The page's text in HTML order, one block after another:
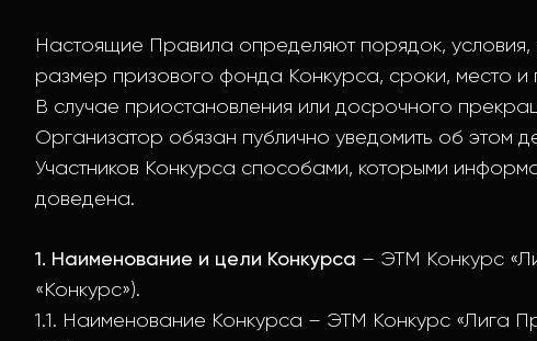
Настоящие Правила определяют порядок,
размер призового фонда Конкурса, сроки, место и
В случае приостановления или досрочного
Организатор обязан публично уведомить об этом
Участников Конкурса способами, которыми
доведена.
1. Наименование и цели Конкурса – ЭТМ Конкурс
«Конкурс»).
1.1. Наименование Конкурса – ЭТМ Конкурс «Лига